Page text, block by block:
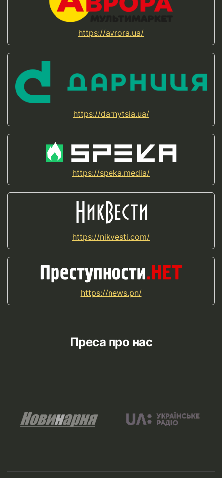
https://avrora.ua/
https://darnytsia.ua/
https://speka.media/
https://nikvesti.com/
https://news.pn/
Преса про нас